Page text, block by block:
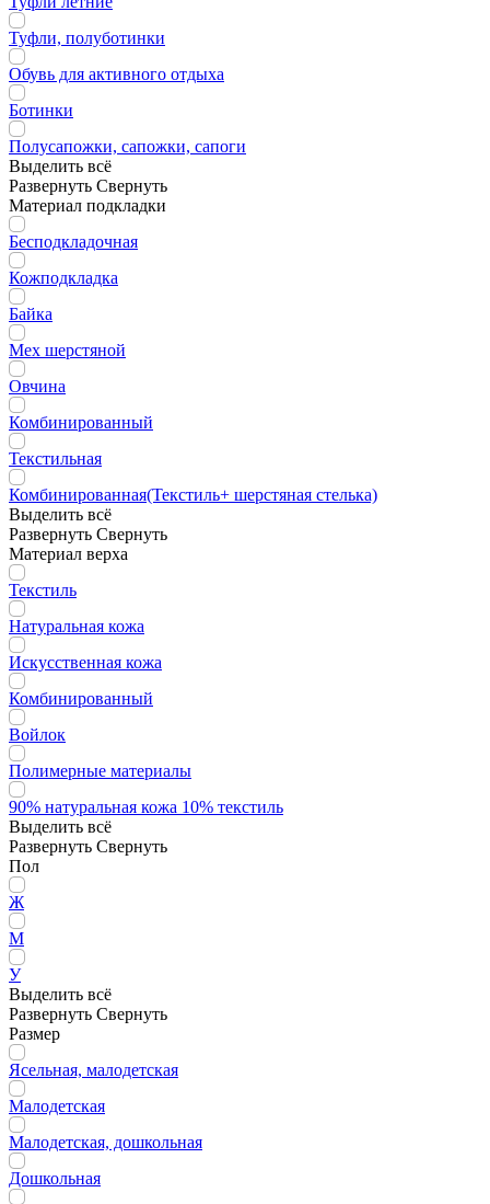
Туфли, полуботинки
Обувь для активного отдыха
Ботинки
Полусапожки, сапожки, сапоги
Выделить всё
Развернуть Свернуть
Материал подкладки
Бесподкладочная
Кожподкладка
Байка
Мех шерстяной
Овчина
Комбинированный
Текстильная
Комбинированная(Текстиль+ шерстяная стелька)
Выделить всё
Развернуть Свернуть
Материал верха
Текстиль
Натуральная кожа
Искусственная кожа
Комбинированный
Войлок
Полимерные материалы
90% натуральная кожа 10% текстиль
Выделить всё
Развернуть Свернуть
Пол
Ж
М
У
Выделить всё
Развернуть Свернуть
Размер
Ясельная, малодетская
Малодетская
Малодетская, дошкольная
Дошкольная